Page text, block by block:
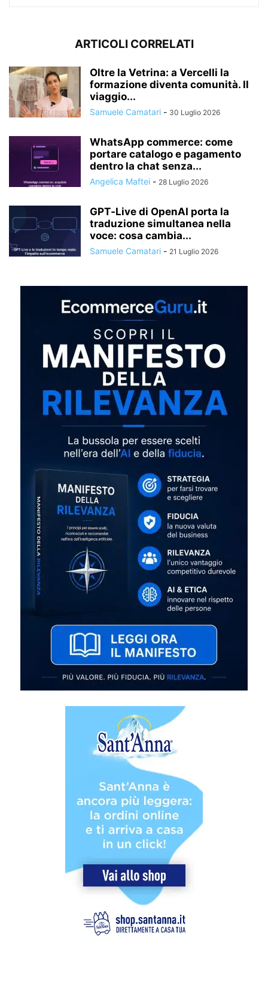
ARTICOLI CORRELATI
Oltre la Vetrina: a Vercelli la
formazione diventa comunità. Il
viaggio...
Samuele Camatari - 30 Luglio 2026
WhatsApp commerce: come
portare catalogo e pagamento
dentro la chat senza...
Angelica Maftei - 28 Luglio 2026
GPT‑Live di OpenAI porta la
traduzione simultanea nella
voce: cosa cambia...
Samuele Camatari - 21 Luglio 2026